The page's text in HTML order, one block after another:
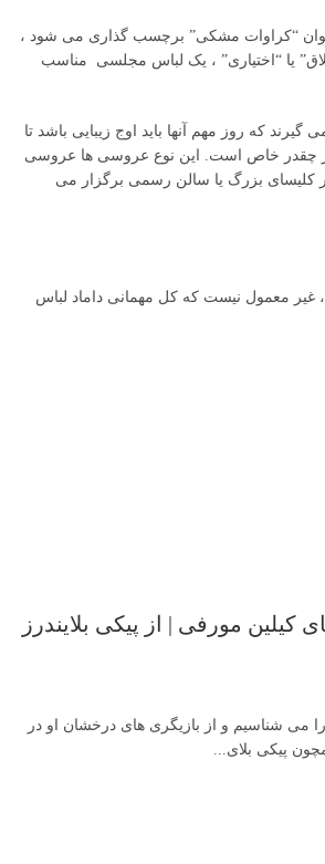
“کراوات مشکی” برچسب گذاری می شود ،
یا “اختیاری” ، یک لباس مجلسی مناسب
که روز مهم آنها باید اوج زیبایی باشد تا
چقدر خاص است. این نوع عروسی ها عروسی
کلیسای بزرگ یا سالن رسمی برگزار می
معمول نیست که کل مهمانی داماد لباس
کیلین مورفی | از پیکی بلایندرز
می شناسیم و از بازیگری های درخشان او در
پیکی بلای...